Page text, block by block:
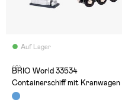
Auf Lager
(6)
BRIO World 33534
Containerschiff mit Kranwagen